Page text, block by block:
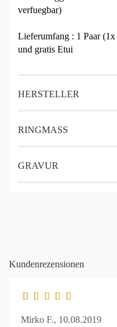
verfuegbar)
Lieferumfang : 1 Paar
und gratis Etui
HERSTELLER
RINGMASS
GRAVUR
Kundenrezensionen
Mirko F., 10.08.2019